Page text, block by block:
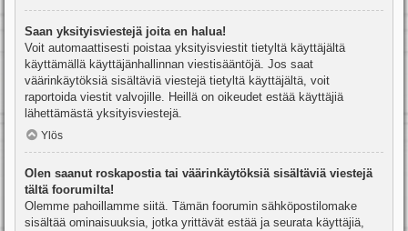
Saan yksityisviestejä joita en halua!
Voit automaattisesti poistaa yksityisviestit tietyltä käyttäjältä
käyttämällä käyttäjänhallinnan viestisääntöjä. Jos saat
väärinkäytöksiä sisältäviä viestejä tietyltä käyttäjältä, voit
raportoida viestit valvojille. Heillä on oikeudet estää käyttäjiä
lähettämästä yksityisviestejä.
Ylös
Olen saanut roskapostia tai väärinkäytöksiä sisältäviä viestejä
tältä foorumilta!
Olemme pahoillamme siitä. Tämän foorumin sähköpostilomake
sisältää ominaisuuksia, jotka yrittävät estää ja seurata käyttäjiä,